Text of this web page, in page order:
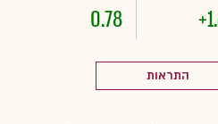
0.78
התראות